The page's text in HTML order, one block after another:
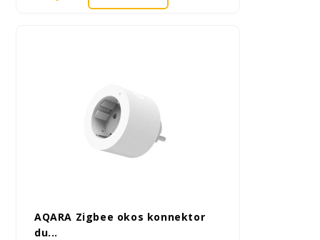
AQARA Zigbee okos konnektor
du...